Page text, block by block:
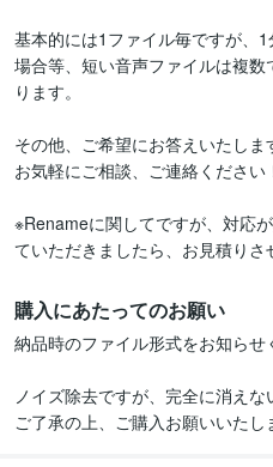
基本的には1ファイル毎ですが、
場合等、短い音声ファイルは複
ります。
その他、ご希望にお答えいたしま
お気軽にご相談、ご連絡ください
※Renameに関してですが、対応
ていただきましたら、お見積りさ
購入にあたってのお願い
納品時のファイル形式をお知らせ
ノイズ除去ですが、完全に消えな
ご了承の上、ご購入お願いいたし